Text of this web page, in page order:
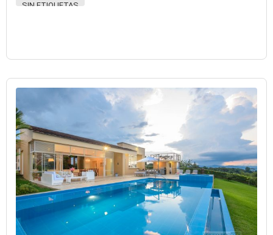
SIN ETIQUETAS